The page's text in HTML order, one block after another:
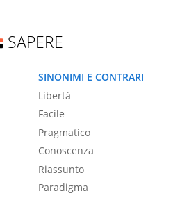
SAPERE
SINONIMI E CONTRARI
Libertà
Facile
Pragmatico
Conoscenza
Riassunto
Paradigma